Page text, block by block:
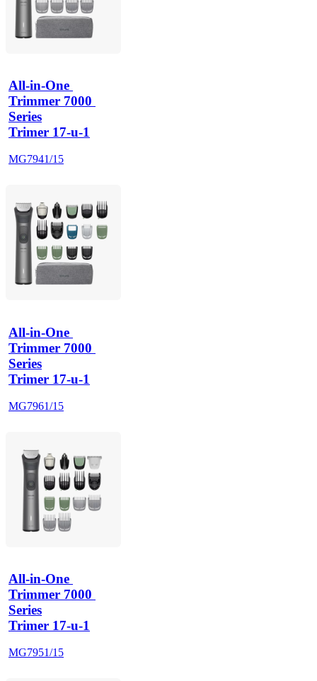
All-in-One
Trimmer 7000
Series
Trimer 17-u-1
MG7941/15
All-in-One
Trimmer 7000
Series
Trimer 17-u-1
MG7961/15
All-in-One
Trimmer 7000
Series
Trimer 17-u-1
MG7951/15